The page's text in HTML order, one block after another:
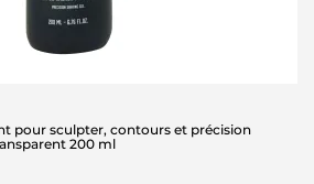
pour sculpter, contours et précision
200 ml